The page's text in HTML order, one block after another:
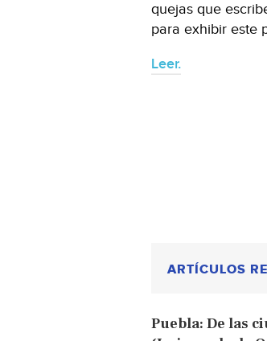
quejas que
para exhibir este
Leer.
ARTÍCULOS
Puebla: De las